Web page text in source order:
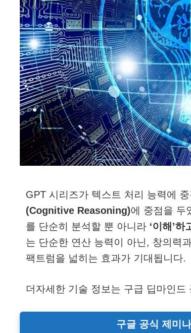
GPT 시리즈가 텍스트 처리 능력에
(Cognitive Reasoning)에 중점을 두
를 단순히 분석할 뿐 아니라 ‘이해’하
는 단순한 연산 능력이 아닌, 창의력
팩트럼을 넓히는 효과가 기대됩니다.
더자세한 기술 정보는 구급 딥마인
구글 공식 제미